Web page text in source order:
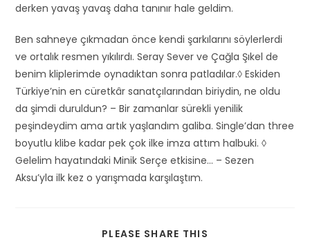
derken yavaş yavaş daha tanınır hale geldim.
Ben sahneye çıkmadan önce kendi şarkılarını söylerlerdi
ve ortalık resmen yıkılırdı. Seray Sever ve Çağla Şıkel de
benim kliplerimde oynadıktan sonra patladılar.◊ Eskiden
Türkiye’nin en cüretkâr sanatçılarından biriydin, ne oldu
da şimdi duruldun? – Bir zamanlar sürekli yenilik
peşindeydim ama artık yaşlandım galiba. Single’dan three
boyutlu klibe kadar pek çok ilke imza attım halbuki. ◊
Gelelim hayatındaki Minik Serçe etkisine… – Sezen
Aksu’yla ilk kez o yarışmada karşılaştım.
PLEASE SHARE THIS